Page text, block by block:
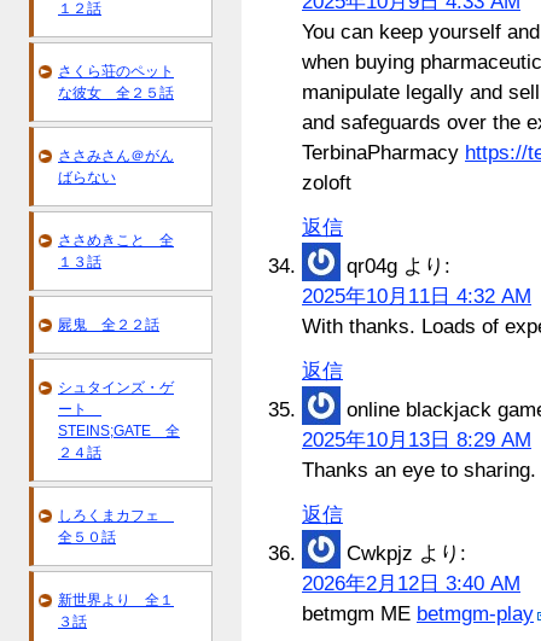
You can keep yourself
when buying
manipulate legally and
and safeguards over the
TerbinaPharmacy https://
zoloft
返信
qr04g より:
2025年10月11日 4:32 AM
With thanks. Loads of
返信
online blackjack
2025年10月13日 8:29 AM
Thanks an eye to
返信
Cwkpjz より:
2026年2月12日 3:40 AM
betmgm ME betmgm-play
１２話
さくら荘のペット
な彼女 全２５話
ささみさん＠がん
ばらない
ささめきこと 全
１３話
屍鬼 全２２話
シュタインズ・ゲ
ート
STEINS;GATE 全
２４話
しろくまカフェ
全５０話
新世界より 全１
３話